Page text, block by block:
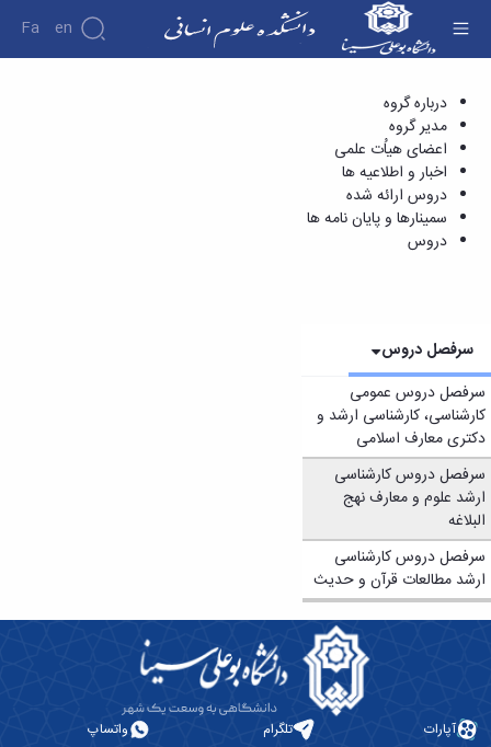
Fa En
دانشکده
درباره
دانشکده
تاریخچه
ریاست
دانشکده
آلبوم
سازمان
دانشکده
معاونت
آموزشی
معاونت
پژوهشی
معاونت
تحصیلات
نشریات
دروس - دانشکده علوم انسانی
درباره گروه
مدیر گروه
اعضای هیاُت علمی
اخبار و اطلاعیه ها
دروس ارائه شده
سمینارها و پایان نامه ها
دروس
سرفصل دروس
سرفصل دروس عمومی
کارشناسی، کارشناسی ارشد و
دکتری معارف اسلامی
سرفصل دروس کارشناسی
ارشد علوم و معارف نهج
البلاغه
سرفصل دروس کارشناسی
ارشد مطالعات قرآن و حدیث
آپارات تلگرام واتساپ